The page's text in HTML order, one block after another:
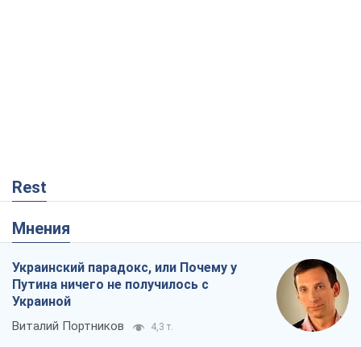
Rest
Мнения
Украинский парадокс, или Почему у
Путина ничего не получилось с
Украиной
Виталий Портников 4,3 т.